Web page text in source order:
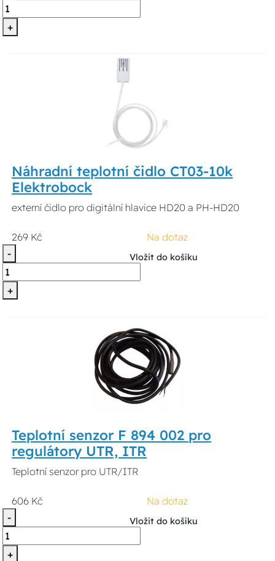
+
Náhradní teplotní čidlo CT03-10k
Elektrobock
externí čidlo pro digitální hlavice HD20 a PH-HD20
269 Kč
Na dotaz
-
+
Vložit do košíku
Teplotní senzor F 894 002 pro
regulátory UTR, ITR
Teplotní senzor pro UTR/ITR
606 Kč
Na dotaz
-
+
Vložit do košíku